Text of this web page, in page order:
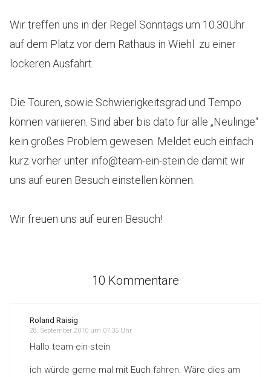
Wir treffen uns in der Regel Sonntags um 10.30Uhr
auf dem Platz vor dem Rathaus in Wiehl zu einer
lockeren Ausfahrt.
Die Touren, sowie Schwierigkeitsgrad und Tempo
können variieren. Sind aber bis dato für alle „Neulinge“
kein großes Problem gewesen. Meldet euch einfach
kurz vorher unter info@team-ein-stein.de damit wir
uns auf euren Besuch einstellen können.
Wir freuen uns auf euren Besuch!
10 Kommentare
Roland Raisig
28. September 2010 um 07:35 Uhr
Hallo team-ein-stein
ich würde gerne mal mit Euch fahren. Wäre dies am